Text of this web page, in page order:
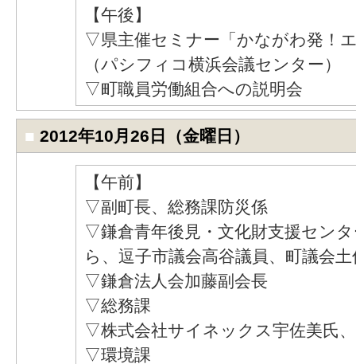
【午後】
▽県主催セミナー「かながわ発！
（パシフィコ横浜会議センター）
▽町職員労働組合への説明会
■ 2012年10月26日（金曜日）
【午前】
▽副町長、総務課防災係
▽鎌倉青年後見・文化財支援セン
ら、逗子市議会高谷議員、町議会
▽鎌倉法人会加藤副会長
▽総務課
▽株式会社サイネックス宇佐美氏
▽環境課